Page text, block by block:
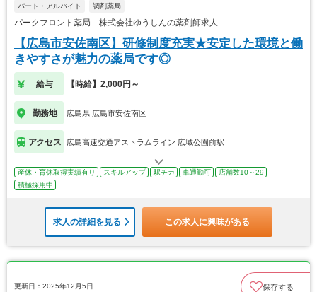
パート・アルバイト 調剤薬局
パークフロント薬局 株式会社ゆうしんの薬剤師求人
【広島市安佐南区】研修制度充実★安定した環境と働
きやすさが魅力の薬局です◎
給与 【時給】2,000円～
勤務地 広島県 広島市安佐南区
アクセス 広島高速交通アストラムライン 広域公園前駅
産休・育休取得実績有り スキルアップ 駅チカ 車通勤可
店舗数10～29
積極採用中
求人の詳細を見る この求人に興味がある
更新日：2025年12月5日 保存する